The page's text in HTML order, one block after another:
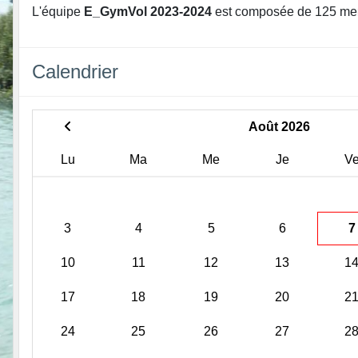
L'équipe E_GymVol 2023-2024 est composée de 125
Calendrier
Août 2026
Lu Ma Me Je
3 4 5 6 7
10 11 12 13 14
17 18 19 20 21
24 25 26 27 28